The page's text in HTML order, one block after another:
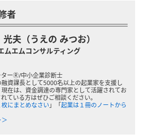
者
夫（うえの みつお）
ムエムコンサルティング
ターⓇ/中小企業診断士
資課長として5000名以上の起業家を支援し
在は、資金調達の専門家として活躍されてお
ている方はぜひご相談ください。
にまとめなさい 」「起業は１冊のノートから